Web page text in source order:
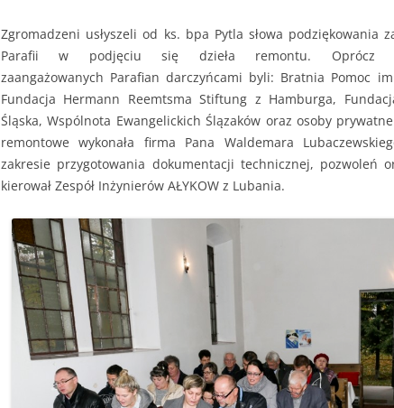
Zgromadzeni usłyszeli od ks. bpa Pytla słowa podziękowania
Parafii w podjęciu się dzieła remontu. Oprócz
zaangażowanych Parafian darczyńcami byli: Bratnia Pomoc
Fundacja Hermann Reemtsma Stiftung z Hamburga,
Śląska, Wspólnota Ewangelickich Ślązaków oraz osoby
remontowe wykonała firma Pana Waldemara
zakresie przygotowania dokumentacji technicznej, pozwoleń
kierował Zespół Inżynierów AŁYKOW z Lubania.